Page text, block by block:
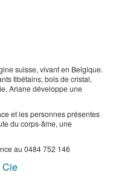
suisse, vivant en Belgique.
tibétains, bols de cristal,
Ariane développe une
et les personnes présentes
du corps-âme, une
au 0484 752 146
Cie